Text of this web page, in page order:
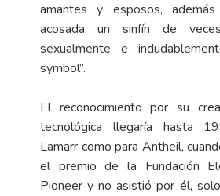
amantes y esposos,
acosada un sinfín de
sexualmente e
symbol”.
El reconocimiento por su
tecnológica llegaría hasta
Lamarr como para Antheil,
el premio de la Fundación
Pioneer y no asistió por él,